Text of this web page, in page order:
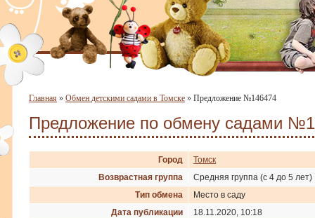
Главная » Обмен детскими садами в Томске » Предложение №146474
Предложение по обмену садами
Город
Томск
Возврастная группа
Средняя группа (с 4 до 5 лет)
Тип обмена
Место в саду
Дата публикации
18.11.2020, 10:18